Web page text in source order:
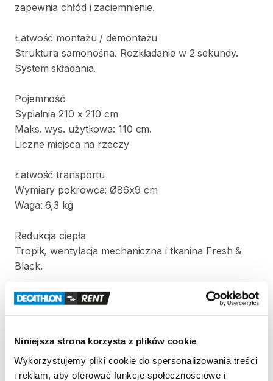
Niniejsza strona korzysta z plików cookie
Wykorzystujemy pliki cookie do spersonalizowania treści
i reklam, aby oferować funkcje społecznościowe i
zapewnia chłód i zaciemnienie.
Łatwość montażu ​/​ demontażu
Struktura samonośna. Rozkładanie w 2 sekundy.
System składania.
Pojemność
Sypialnia 210 x 210 cm
Maks. wys. użytkowa: 110 cm.
Liczne miejsca na rzeczy
Łatwość transportu
Wymiary pokrowca: Ø86x9 cm
Waga: 6​,​3 kg
Redukcja ciepła
Tropik​,​ wentylacja mechaniczna i tkanina Fresh &
Black.
Zaciemnienie
Odporność na wiatr
Odporność na wiatr 50 km ​/​h (Siła 6): testowany w
tunelu aerodynamicznym.